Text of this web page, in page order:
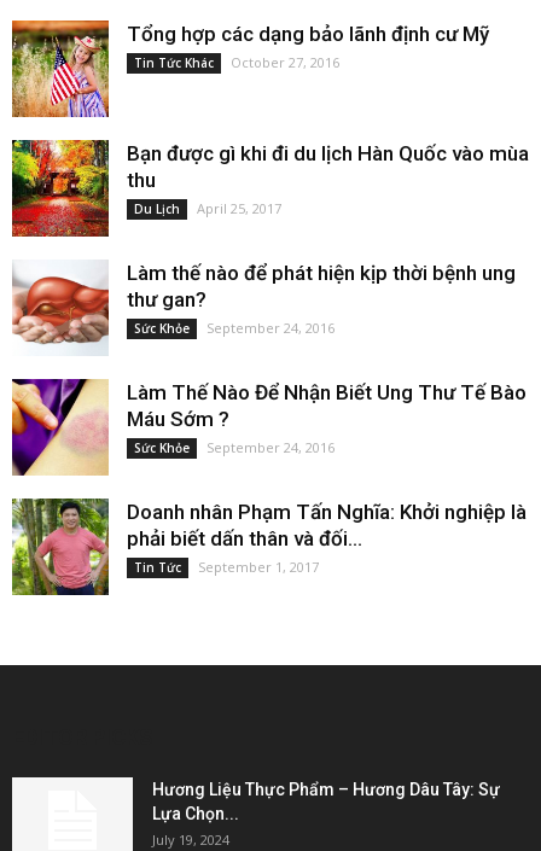
Tổng hợp các dạng bảo lãnh định cư Mỹ
Tin Tức Khác October 27, 2016
Bạn được gì khi đi du lịch Hàn Quốc vào mùa
thu
Du Lịch April 25, 2017
Làm thế nào để phát hiện kịp thời bệnh ung
thư gan?
Sức Khỏe September 24, 2016
Làm Thế Nào Để Nhận Biết Ung Thư Tế Bào
Máu Sớm ?
Sức Khỏe September 24, 2016
Doanh nhân Phạm Tấn Nghĩa: Khởi nghiệp là
phải biết dấn thân và đối...
Tin Tức September 1, 2017
Hương Liệu Thực Phẩm – Hương Dâu Tây: Sự
Lựa Chọn...
July 19, 2024